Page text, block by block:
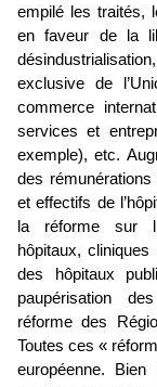
empilé les traités,
en faveur de la
exclusive de
commerce
services et
exemple), etc.
des
et effectifs de
la réforme sur
hôpitaux,
des hôpitaux
paupérisation
réforme des
Toutes ces «
européenne.